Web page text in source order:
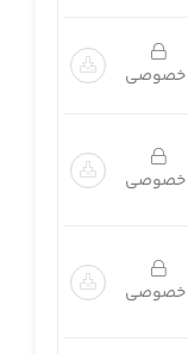
خصوصی
خصوصی
خصوصی